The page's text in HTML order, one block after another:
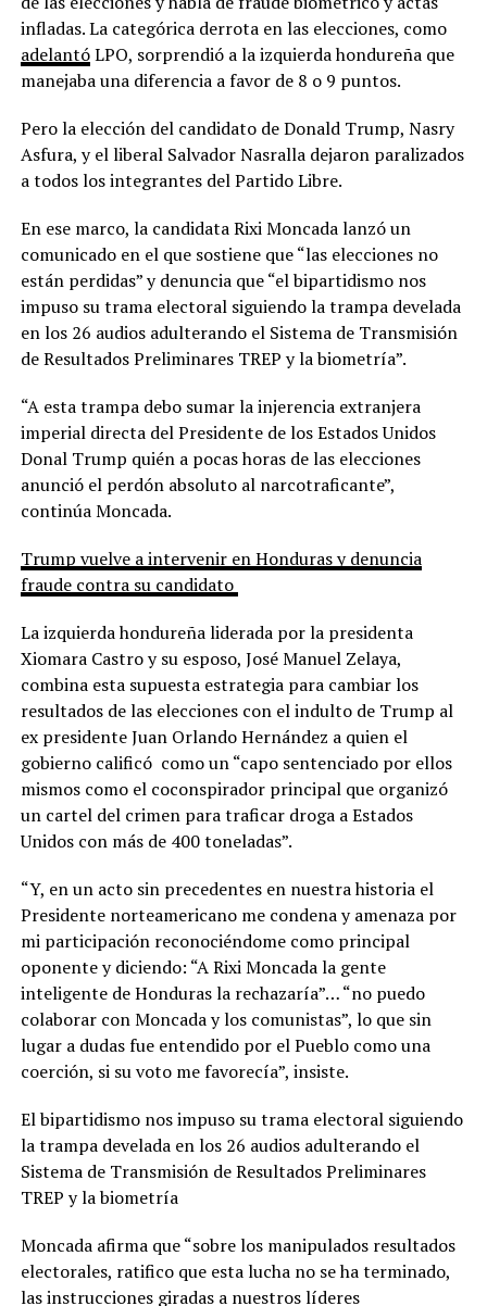
infladas. La categórica derrota en las elecciones, como
adelantóLPO, sorprendió a la izquierda hondureña que
manejaba una diferencia a favor de 8 o 9 puntos.
Pero la elección del candidato de Donald Trump, Nasry
Asfura, y el liberal Salvador Nasralla dejaron paralizados
a todos los integrantes del Partido Libre.
En ese marco, la candidata Rixi Moncada lanzó un
comunicado en el que sostiene que “las elecciones no
están perdidas” y denuncia que “el bipartidismo nos
impuso su trama electoral siguiendo la trampa develada
en los 26 audios adulterando el Sistema de Transmisión
de Resultados Preliminares TREP y la biometría”.
“A esta trampa debo sumar la injerencia extranjera
imperial directa del Presidente de los Estados Unidos
Donal Trump quién a pocas horas de las elecciones
anunció el perdón absoluto al narcotraficante”,
continúa Moncada.
Trump vuelve a intervenir en Honduras y denuncia
fraude contra su candidato
La izquierda hondureña liderada por la presidenta
Xiomara Castro y su esposo, José Manuel Zelaya,
combina esta supuesta estrategia para cambiar los
resultados de las elecciones con el indulto de Trump al
ex presidente Juan Orlando Hernández a quien el
gobierno calificó como un “capo sentenciado por ellos
mismos como el coconspirador principal que organizó
un cartel del crimen para traficar droga a Estados
Unidos con más de 400 toneladas”.
“Y, en un acto sin precedentes en nuestra historia el
Presidente norteamericano me condena y amenaza por
mi participación reconociéndome como principal
oponente y diciendo: “A Rixi Moncada la gente
inteligente de Honduras la rechazaría”… “no puedo
colaborar con Moncada y los comunistas”, lo que sin
lugar a dudas fue entendido por el Pueblo como una
coerción, si su voto me favorecía”, insiste.
El bipartidismo nos impuso su trama electoral siguiendo
la trampa develada en los 26 audios adulterando el
Sistema de Transmisión de Resultados Preliminares
TREP y la biometría
Moncada afirma que “sobre los manipulados resultados
electorales, ratifico que esta lucha no se ha terminado,
las instrucciones giradas a nuestros líderes